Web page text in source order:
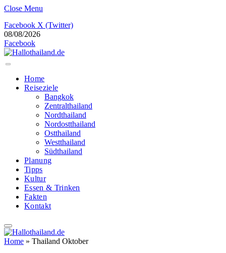
Close Menu
Facebook X (Twitter)
08/08/2026
Facebook
Home
Reiseziele
Bangkok
Zentralthailand
Nordthailand
Nordostthailand
Ostthailand
Westthailand
Südthailand
Planung
Tipps
Kultur
Essen & Trinken
Fakten
Kontakt
Home » Thailand Oktober